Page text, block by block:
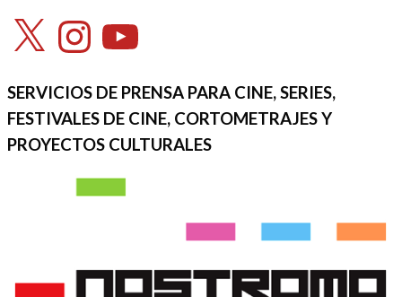
X InstagramYouTube
SERVICIOS DE PRENSA PARA CINE, SERIES,
FESTIVALES DE CINE, CORTOMETRAJES Y
PROYECTOS CULTURALES